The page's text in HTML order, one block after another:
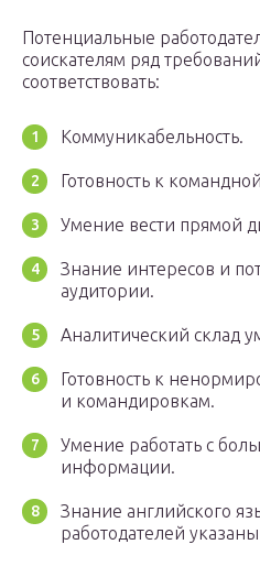
Потенциальные
соискателям ряд
соответствовать:
Коммуникабельность.
Готовность к
Умение вести прямой
Знание интересов и
аудитории.
Аналитический склад
Готовность к
и командировкам.
Умение работать с
информации.
Знание английского
работодателей